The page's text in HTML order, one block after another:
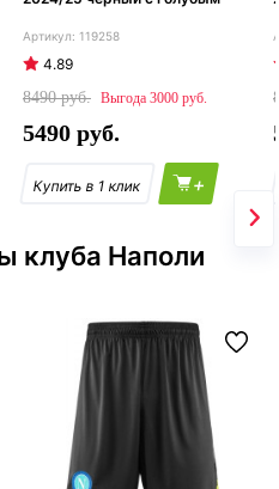
119258
4.89
8490
3000
5490
+
клуба Наполи